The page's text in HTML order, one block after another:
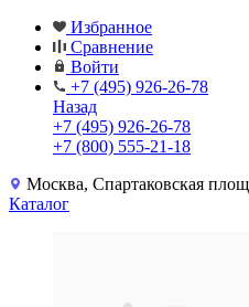
Избранное
Сравнение
Войти
+7 (495) 926-26-78
Назад
+7 (495) 926-26-78
+7 (800) 555-21-18
Москва, Спартаковская
Каталог